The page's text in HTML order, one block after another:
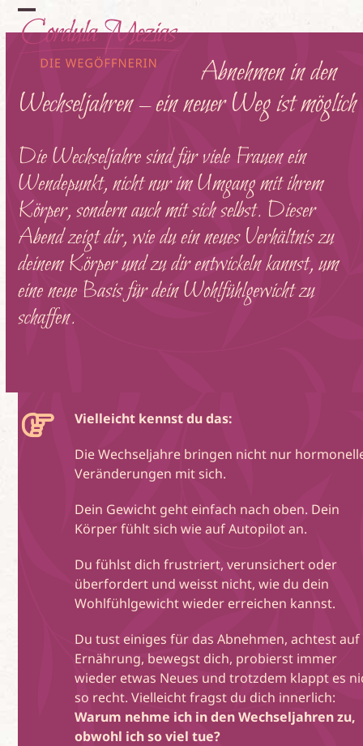
Skip
to
content
Open
mobile
Close
mobile
Abnehmen in den
Wechseljahren – ein neuer Weg ist möglich
Die Wechseljahre sind für viele Frauen ein
Wendepunkt, nicht nur im Umgang mit ihrem
Körper, sondern auch mit sich selbst. Dieser
Abend zeigt dir, wie du ein neues Verhältnis zu
deinem Körper und zu dir entwickeln kannst, um
eine neue Basis für dein Wohlfühlgewicht zu
schaffen.
Vielleicht kennst du das:
Die Wechseljahre bringen nicht nur
Veränderungen mit sich.
Dein Gewicht geht einfach nach oben. Dein
Körper fühlt sich wie auf Autopilot an.
Du fühlst dich frustriert, verunsichert oder
überfordert und weisst nicht, wie du dein
Wohlfühlgewicht wieder erreichen kannst.
Du tust einiges für das Abnehmen, achtest auf
Ernährung, bewegst dich, probierst immer
wieder etwas Neues und trotzdem klappt es
so recht. Vielleicht fragst du dich innerlich:
Warum nehme ich in den Wechseljahren zu,
obwohl ich so viel tue?